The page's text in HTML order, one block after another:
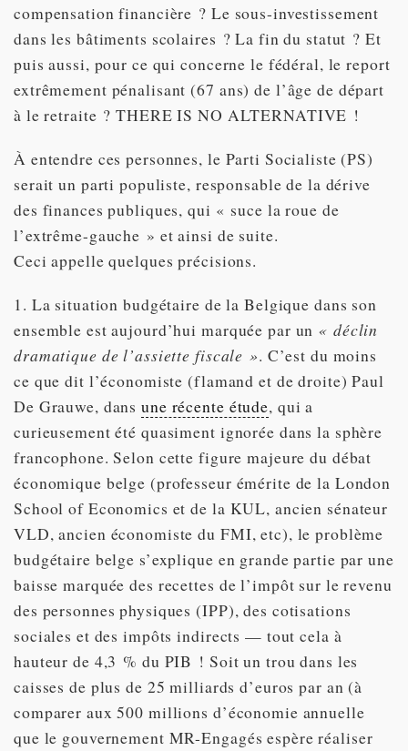
compensation financière ? Le sous-investissement
dans les bâtiments scolaires ? La fin du statut ? Et
puis aussi, pour ce qui concerne le fédéral, le report
extrêmement pénalisant (67 ans) de l’âge de départ
à le retraite ? THERE IS NO ALTERNATIVE !
À entendre ces personnes, le Parti Socialiste (PS)
serait un parti populiste, responsable de la dérive
des finances publiques, qui « suce la roue de
l’extrême-gauche » et ainsi de suite.
Ceci appelle quelques précisions.
1. La situation budgétaire de la Belgique dans son
ensemble est aujourd’hui marquée par un « déclin
dramatique de l’assiette fiscale ». C’est du moins
ce que dit l’économiste (flamand et de droite) Paul
De Grauwe, dansune récente étude, qui a
curieusement été quasiment ignorée dans la sphère
francophone. Selon cette figure majeure du débat
économique belge (professeur émérite de la London
School of Economics et de la KUL, ancien sénateur
VLD, ancien économiste du FMI, etc), le problème
budgétaire belge s’explique en grande partie par une
baisse marquée des recettes de l’impôt sur le revenu
des personnes physiques (IPP), des cotisations
sociales et des impôts indirects — tout cela à
hauteur de 4,3 % du PIB ! Soit un trou dans les
caisses de plus de 25 milliards d’euros par an (à
comparer aux 500 millions d’économie annuelle
que le gouvernement MR-Engagés espère réaliser